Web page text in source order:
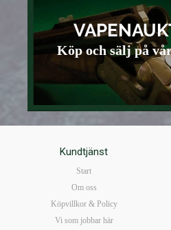
Köp och sälj på
Kundtjänst
Start
Om oss
Köpvillkor & Policy
Vi som jobbar här